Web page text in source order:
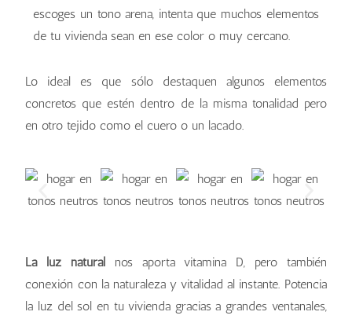
escoges un tono arena, intenta que muchos elementos
de tu vivienda sean en ese color o muy cercano.
Lo ideal es que sólo destaquen algunos elementos
concretos que estén dentro de la misma tonalidad pero
en otro tejido como el cuero o un lacado.
La luz naturalnos aporta vitamina D, pero también
conexión con la naturaleza y vitalidad al instante. Potencia
la luz del sol en tu vivienda gracias a grandes ventanales,